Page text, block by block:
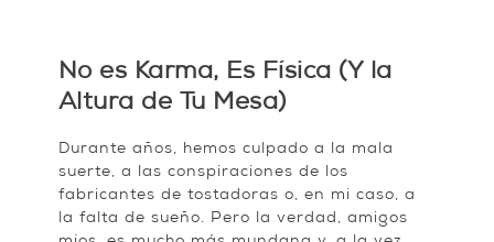
No es Karma, Es Física (Y la
Altura de Tu Mesa)
Durante años, hemos culpado a la mala
suerte, a las conspiraciones de los
fabricantes de tostadoras o, en mi caso, a
la falta de sueño. Pero la verdad, amigos